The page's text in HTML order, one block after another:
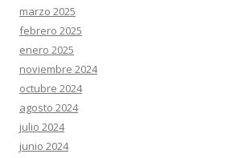
marzo 2025
febrero 2025
enero 2025
noviembre 2024
octubre 2024
agosto 2024
julio 2024
junio 2024